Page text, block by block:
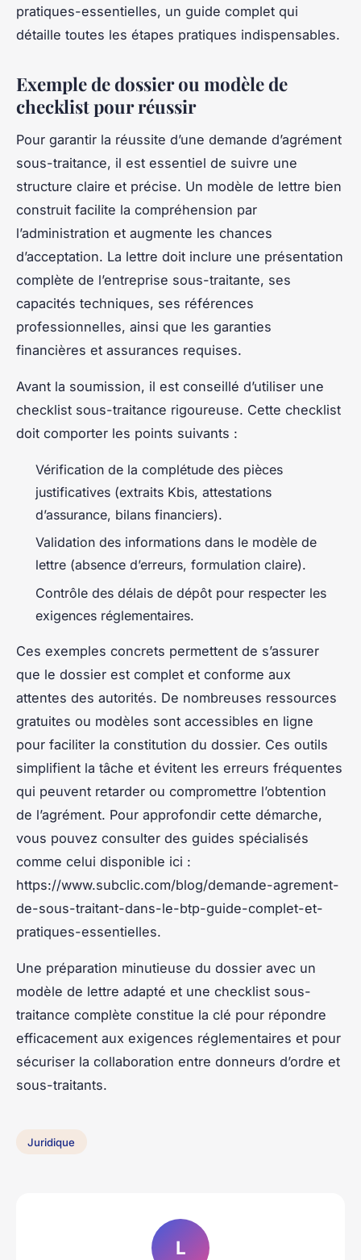
pratiques-essentielles, un guide complet qui
détaille toutes les étapes pratiques indispensables.
Exemple de dossier ou modèle de
checklist pour réussir
Pour garantir la réussite d’une demande d’agrément
sous-traitance, il est essentiel de suivre une
structure claire et précise. Un modèle de lettre bien
construit facilite la compréhension par
l’administration et augmente les chances
d’acceptation. La lettre doit inclure une présentation
complète de l’entreprise sous-traitante, ses
capacités techniques, ses références
professionnelles, ainsi que les garanties
financières et assurances requises.
Avant la soumission, il est conseillé d’utiliser une
checklist sous-traitance rigoureuse. Cette checklist
doit comporter les points suivants :
Vérification de la complétude des pièces
justificatives (extraits Kbis, attestations
d’assurance, bilans financiers).
Validation des informations dans le modèle de
lettre (absence d’erreurs, formulation claire).
Contrôle des délais de dépôt pour respecter les
exigences réglementaires.
Ces exemples concrets permettent de s’assurer
que le dossier est complet et conforme aux
attentes des autorités. De nombreuses ressources
gratuites ou modèles sont accessibles en ligne
pour faciliter la constitution du dossier. Ces outils
simplifient la tâche et évitent les erreurs fréquentes
qui peuvent retarder ou compromettre l’obtention
de l’agrément. Pour approfondir cette démarche,
vous pouvez consulter des guides spécialisés
comme celui disponible ici :
https://www.subclic.com/blog/demande-agrement-
de-sous-traitant-dans-le-btp-guide-complet-et-
pratiques-essentielles.
Une préparation minutieuse du dossier avec un
modèle de lettre adapté et une checklist sous-
traitance complète constitue la clé pour répondre
efficacement aux exigences réglementaires et pour
sécuriser la collaboration entre donneurs d’ordre et
sous-traitants.
Juridique
L